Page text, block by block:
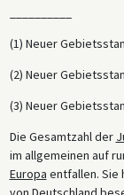
(1) Neuer
(2) Neuer
(3) Neuer
Die Gesamtzahl der
im allgemeinen auf
Europa entfallen. Sie